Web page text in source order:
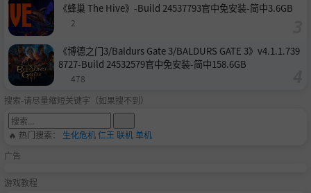
《蜂巢 The Hive》-Build 24537793官中免安装-简中3.6GB
2
《博德之门3/Baldurs Gate 3/BALDURS GATE 3》v4.1.1.739
8727-Build 24532579官中免安装-简中158.6GB
478
搜索-请尽量缩短关键字（如果搜不到）
🔥 热门搜索： 生化危机仁王 联机单机
广告
游戏教程